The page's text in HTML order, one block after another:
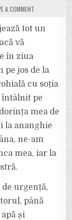
A COMMENTON
SCRISOARE
CĂTRE
MEDICUL
CONTAGIOASĂ
BISERICA
O
PIAȚĂ
SAU
UN
AUTOBUZELE,
PIEȚELE
ȘI
MALL-
URILE
SUNT
PLINE,
MĂ
DOARE
ASTA!”
tot un
vă
în ziua
pe jos de la
cu soția
întâlnit pe
mea de
la ananghie
ne-am
mea, iar la
urgență,
până
și